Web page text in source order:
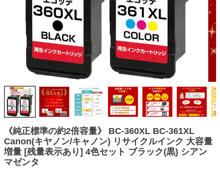
再生インクカートリッジ
記事を探す
お客様の声
お店の紹介
ご利用ガイド
よくある質問
お問い合わせ
会員専用商品
説明書ダウンロード
《純正標準の約2倍容量》 BC-360XL BC-361XL
Canon(キヤノン/キャノン) リサイクルインク 大容量
増量 [残量表示あり] 4色セット ブラック(黒) シアン
マゼンタ